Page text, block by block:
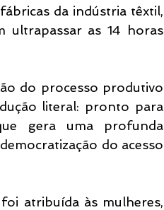
da indústria têxtil,
ultrapassar as 14 horas
do processo produtivo
literal: pronto para
gera uma profunda
do acesso
atribuída às mulheres,